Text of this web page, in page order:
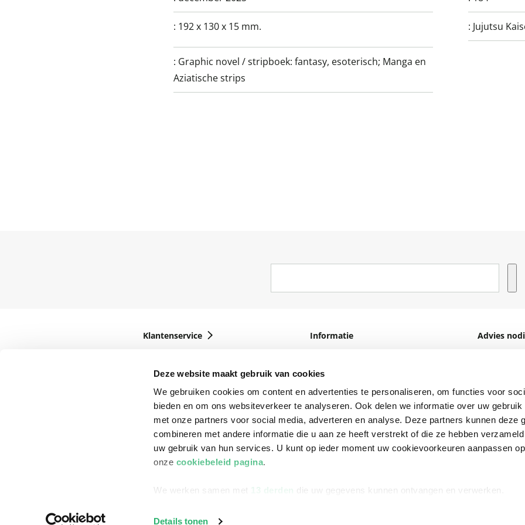
Deze website maakt gebruik van cookies
We gebruiken cookies om content en advertenties te personaliseren, om functies voor
bieden en om ons websiteverkeer te analyseren. Ook delen we informatie over uw
met onze partners voor social media, adverteren en analyse. Deze partners kunnen deze
combineren met andere informatie die u aan ze heeft verstrekt of die ze hebben
uw gebruik van hun services. U kunt op ieder moment uw cookievoorkeuren aanpassen op
onze cookiebeleid pagina.
We werken samen met 13 derden die uw gegevens kunnen ontvangen en verwerken.
Details tonen
: 192 x 130 x 15 mm. : Jujutsu
: Graphic novel / stripboek: fantasy, esoterisch; Manga en
Aziatische strips
Klantenservice
Bezorging
Betalen
Retourneren
Veelgestelde vragen
Informatie
Vacatures
Winkels en openingstijden
Cadeaukaart
Ondernemer worden
Advies
088 - 133